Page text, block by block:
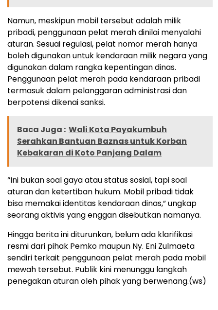
Namun, meskipun mobil tersebut adalah milik
pribadi, penggunaan pelat merah dinilai menyalahi
aturan. Sesuai regulasi, pelat nomor merah hanya
boleh digunakan untuk kendaraan milik negara yang
digunakan dalam rangka kepentingan dinas.
Penggunaan pelat merah pada kendaraan pribadi
termasuk dalam pelanggaran administrasi dan
berpotensi dikenai sanksi.
Baca Juga : Wali Kota Payakumbuh
Serahkan Bantuan Baznas untuk Korban
Kebakaran di Koto Panjang Dalam
“Ini bukan soal gaya atau status sosial, tapi soal
aturan dan ketertiban hukum. Mobil pribadi tidak
bisa memakai identitas kendaraan dinas,” ungkap
seorang aktivis yang enggan disebutkan namanya.
Hingga berita ini diturunkan, belum ada klarifikasi
resmi dari pihak Pemko maupun Ny. Eni Zulmaeta
sendiri terkait penggunaan pelat merah pada mobil
mewah tersebut. Publik kini menunggu langkah
penegakan aturan oleh pihak yang berwenang.(ws)